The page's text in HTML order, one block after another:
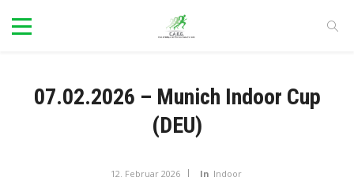
07.02.2026 – Munich Indoor Cup
(DEU)
12. Februar 2026 In Indoor